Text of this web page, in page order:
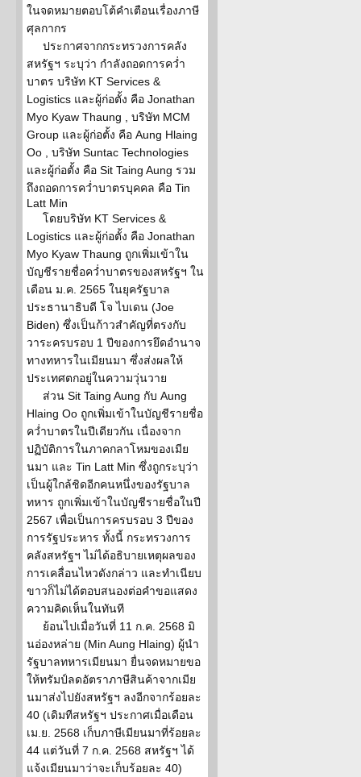
ในจดหมายตอบโต้คำเตือนเรื่องภาษี
ศุลกากร
ประกาศจากกระทรวงการคลัง
สหรัฐฯ ระบุว่า กำลังถอดการคว่ำ
บาตร บริษัท KT Services &
Logistics และผู้ก่อตั้ง คือ Jonathan
Myo Kyaw Thaung , บริษัท MCM
Group และผู้ก่อตั้ง คือ Aung Hlaing
Oo , บริษัท Suntac Technologies
และผู้ก่อตั้ง คือ Sit Taing Aung รวม
ถึงถอดการคว่ำบาตรบุคคล คือ Tin
Latt Min
โดยบริษัท KT Services &
Logistics และผู้ก่อตั้ง คือ Jonathan
Myo Kyaw Thaung ถูกเพิ่มเข้าใน
บัญชีรายชื่อคว่ำบาตรของสหรัฐฯ ใน
เดือน ม.ค. 2565 ในยุครัฐบาล
ประธานาธิบดี โจ ไบเดน (Joe
Biden) ซึ่งเป็นก้าวสำคัญที่ตรงกับ
วาระครบรอบ 1 ปีของการยึดอำนาจ
ทางทหารในเมียนมา ซึ่งส่งผลให้
ประเทศตกอยู่ในความวุ่นวาย
ส่วน Sit Taing Aung กับ Aung
Hlaing Oo ถูกเพิ่มเข้าในบัญชีรายชื่อ
คว่ำบาตรในปีเดียวกัน เนื่องจาก
ปฏิบัติการในภาคกลาโหมของเมีย
นมา และ Tin Latt Min ซึ่งถูกระบุว่า
เป็นผู้ใกล้ชิดอีกคนหนึ่งของรัฐบาล
ทหาร ถูกเพิ่มเข้าในบัญชีรายชื่อในปี
2567 เพื่อเป็นการครบรอบ 3 ปีของ
การรัฐประหาร ทั้งนี้ กระทรวงการ
คลังสหรัฐฯ ไม่ได้อธิบายเหตุผลของ
การเคลื่อนไหวดังกล่าว และทำเนียบ
ขาวก็ไม่ได้ตอบสนองต่อคำขอแสดง
ความคิดเห็นในทันที
ย้อนไปเมื่อวันที่ 11 ก.ค. 2568 มิ
นอ่องหล่าย (Min Aung Hlaing) ผู้นำ
รัฐบาลทหารเมียนมา ยื่นจดหมายขอ
ให้ทรัมป์ลดอัตราภาษีสินค้าจากเมีย
นมาส่งไปยังสหรัฐฯ ลงอีกจากร้อยละ
40 (เดิมทีสหรัฐฯ ประกาศเมื่อเดือน
เม.ย. 2568 เก็บภาษีเมียนมาที่ร้อยละ
44 แต่วันที่ 7 ก.ค. 2568 สหรัฐฯ ได้
แจ้งเมียนมาว่าจะเก็บร้อยละ 40)